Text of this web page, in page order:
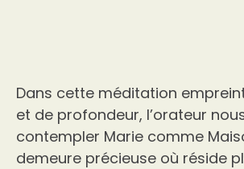
Dans cette méditation
et de profondeur, l’orateur
contempler Marie comme
demeure précieuse où réside